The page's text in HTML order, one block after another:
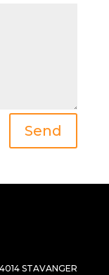
Send
STAVANGER